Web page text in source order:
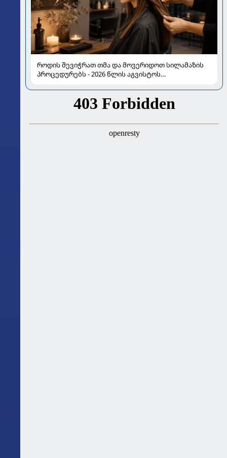
როდის შევიჭრათ თმა და მოვერიდოთ სილამაზის
პროცედურებს - 2026 წლის აგვისტოს